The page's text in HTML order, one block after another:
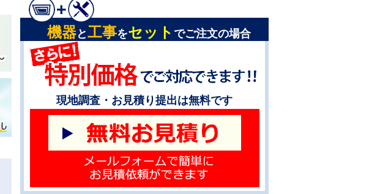
機器と工事をセット でご注文の場合
現地調査・お見積り提出は無料です